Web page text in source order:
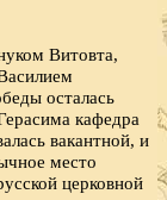
Витовта,
осталась
кафедра
вакантной, и
место
церковной